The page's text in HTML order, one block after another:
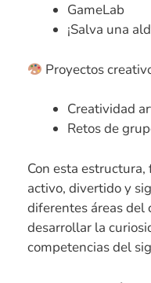
GameLab
¡Salva una
Proyectos
Creatividad
Retos de
Con esta
activo, divertido y
diferentes áreas del
desarrollar la
competencias del